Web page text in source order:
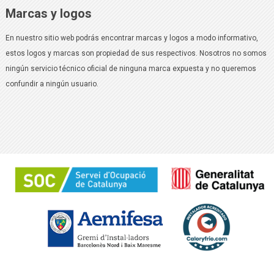
Marcas y logos
En nuestro sitio web podrás encontrar marcas y logos a modo informativo,
estos logos y marcas son propiedad de sus respectivos. Nosotros no somos
ningún servicio técnico oficial de ninguna marca expuesta y no queremos
confundir a ningún usuario.